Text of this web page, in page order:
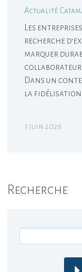
Actualité
Les
recherche
marquer
Dans un
la fidélisation
3 juin 2026
Recherche